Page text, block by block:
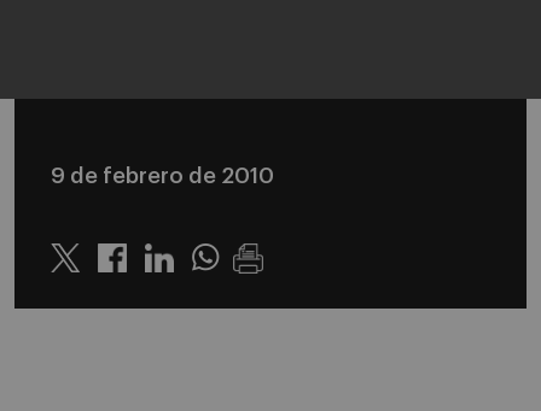
9 de febrero de 2010
Twitter LinkedinWhatsapp